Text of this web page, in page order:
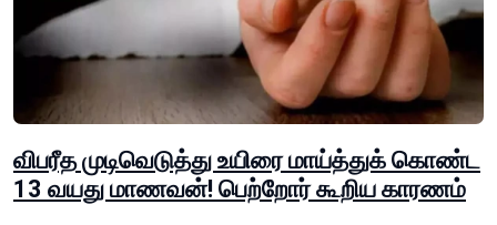
விபரீத முடிவெடுத்து உயிரை மாய்த்துக் கொண்ட
13 வயது மாணவன்! பெற்றோர் கூறிய காரணம்